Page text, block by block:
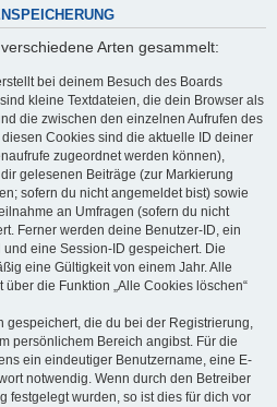
Arten gesammelt:
bei deinem Besuch des Boards
kleine Textdateien, die dein Browser als
die zwischen den einzelnen Aufrufen des
Cookies sind die aktuelle ID deiner
zugeordnet werden können),
gelesenen Beiträge (zur Markierung
sofern du nicht angemeldet bist) sowie
an Umfragen (sofern du nicht
Ferner werden deine Benutzer-ID, ein
eine Session-ID gespeichert. Die
eine Gültigkeit von einem Jahr. Alle
die Funktion „Alle Cookies löschen“
gespeichert, die du bei der Registrierung,
persönlichem Bereich angibst. Für die
ein eindeutiger Benutzername, eine E-
notwendig. Wenn durch den Betreiber
festgelegt wurden, so ist dies für dich vor